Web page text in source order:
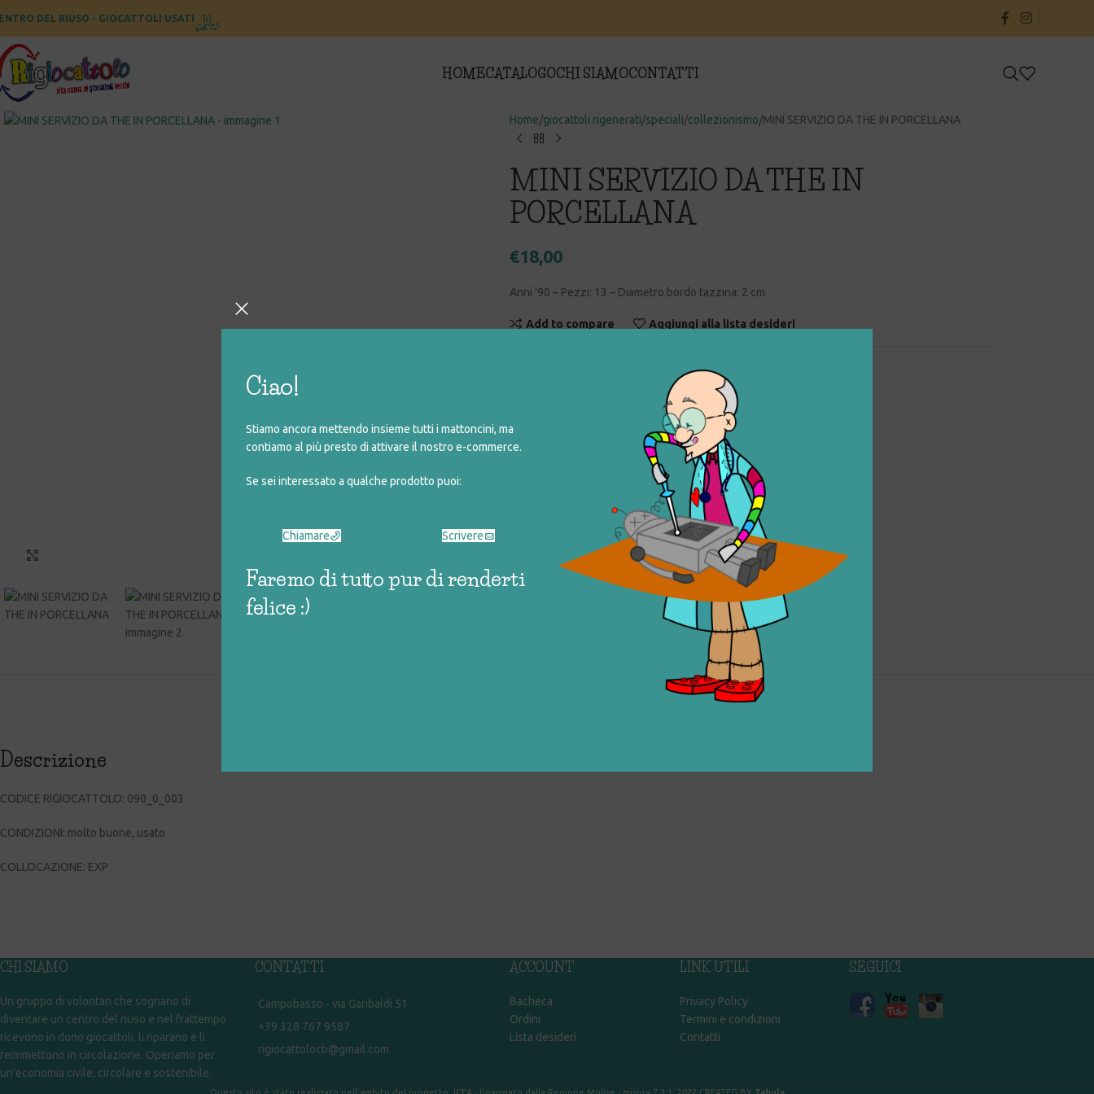
Ciao!
Stiamo ancora mettendo insieme tutti i mattoncini, ma
contiamo al più presto di attivare il nostro e-commerce.
Se sei interessato a qualche prodotto puoi:
Chiamare Scrivere
Faremo di tutto pur di renderti
felice :)
DEL RIUSO - GIOCATTOLI USATI
HOMECATALOGOCHI SIAMOCONTATTI
Home giocattoli rigenerati speciali collezionismo MINI SERVIZIO DA THE IN PORCELLANA
MINI SERVIZIO DA THE IN
PORCELLANA
€18,00
Anni ’90 – Pezzi: 13 – Diametro bordo tazzina: 2 cm
Add to compare Aggiungi alla lista desideri
giocattoli rigenerati
porcellana, vintage
Share:
Descrizione
CODICE RIGIOCATTOLO: 090_0_003
CONDIZIONI: molto buone, usato
COLLOCAZIONE: EXP
CHI SIAMO
Un gruppo di volontari che sognano di
diventare un centro del riuso e nel frattempo
ricevono in dono giocattoli, li riparano e li
reimmettono in circolazione. Operiamo per
un'economia civile, circolare e sostenibile.
CONTATTI
Campobasso - via Garibaldi 51
+39 328 767 9587
rigiocattolocb@gmail.com
ACCOUNT
Bacheca
Ordini
Lista desideri
LINK UTILI
Privacy Policy
Termini e condizioni
Contatti
SEGUICI